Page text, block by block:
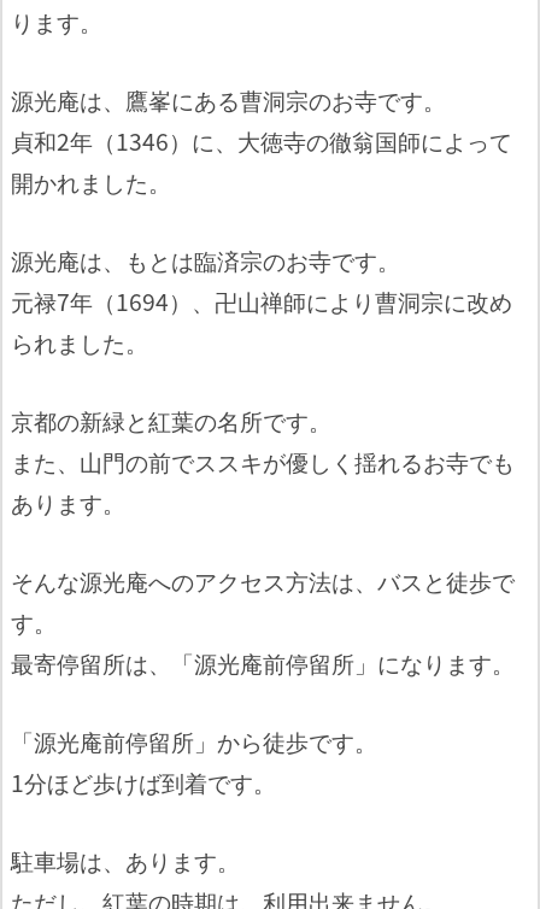
ります。
源光庵は、鷹峯にある曹洞宗のお寺です。
貞和2年（1346）に、大徳寺の徹翁国師によって
開かれました。
源光庵は、もとは臨済宗のお寺です。
元禄7年（1694）、卍山禅師により曹洞宗に改め
られました。
京都の新緑と紅葉の名所です。
また、山門の前でススキが優しく揺れるお寺でも
あります。
そんな源光庵へのアクセス方法は、バスと徒歩で
す。
最寄停留所は、「源光庵前停留所」になります。
「源光庵前停留所」から徒歩です。
1分ほど歩けば到着です。
駐車場は、あります。
ただし、紅葉の時期は、利用出来ません。